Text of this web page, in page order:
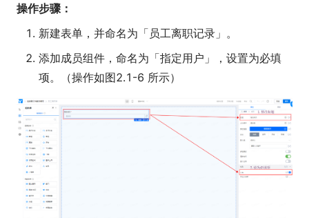
操作步骤：
新建表单，并命名为「员工离职记录」。
添加成员组件，命名为「指定用户」，设置为必填
项。（操作如图2.1-6 所示）